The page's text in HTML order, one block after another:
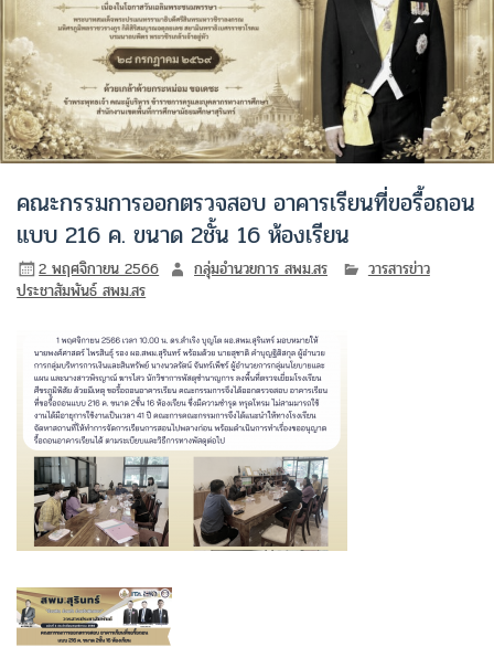
คณะกรรมการออกตรวจสอบ อาคารเรียนที่ขอรื้อถอน
แบบ 216 ค. ขนาด 2ชั้น 16 ห้องเรียน
2 พฤศจิกายน 2566 กลุ่มอำนวยการ สพม.สร
วารสารข่าว
ประชาสัมพันธ์ สพม.สร